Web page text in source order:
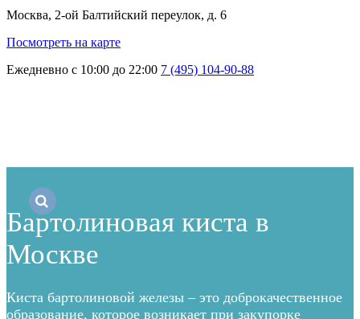
Москва, 2-ой Балтийский переулок, д. 6
Посмотреть на карте
Ежедневно с 10:00 до 22:00 7 (495) 104-90-88
Главная →
Бартолиновая киста в
Москве
Киста бартолиновой железы – это доброкачественное
образование, которое возникает при закупорке